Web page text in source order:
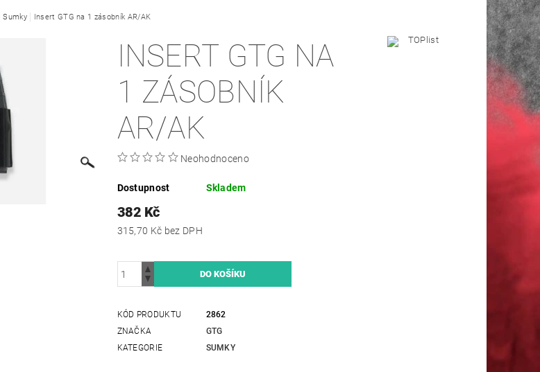
Sumky Insert GTG na 1 zásobník AR/AK
INSERT GTG NA
1 ZÁSOBNÍK
AR/AK
Neohodnoceno
Dostupnost Skladem
382 Kč
315,70 Kč bez DPH
KÓD PRODUKTU
2862
ZNAČKA
GTG
KATEGORIE
SUMKY